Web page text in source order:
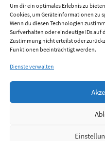
Um dir ein optimales Erlebnis zu
Cookies, um Geräteinformationen zu
Wenn du diesen Technologien
Surfverhalten oder eindeutige IDs auf
Zustimmung nicht erteilst oder
Funktionen beeinträchtigt werden.
Dienste verwalten
Anmelden